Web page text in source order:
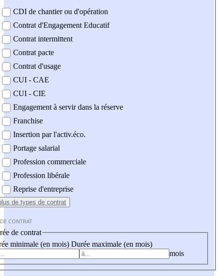
CDI de chantier ou d'opération
Contrat d'Engagement Educatif
Contrat intermittent
Contrat pacte
Contrat d'usage
CUI - CAE
CUI - CIE
Engagement à servir dans la réserve
Franchise
Insertion par l'activ.éco.
Portage salarial
Profession commerciale
Profession libérale
Reprise d'entreprise
de types de contrat
CONTRAT
de contrat
minimale (en mois) Durée maximale (en mois)
mois